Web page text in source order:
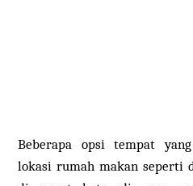
Beberapa opsi tempat
lokasi rumah makan seperti